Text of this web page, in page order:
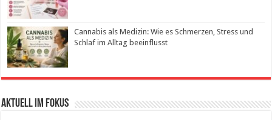
Cannabis als Medizin: Wie es Schmerzen, Stress und
Schlaf im Alltag beeinflusst
Aktuell im Fokus